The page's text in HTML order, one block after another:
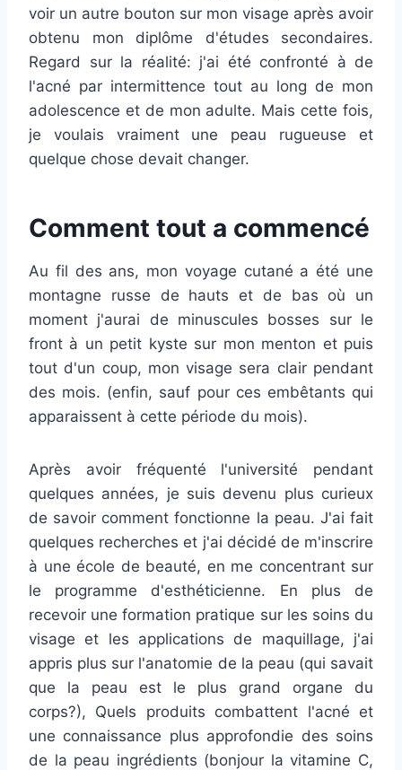
voir un autre bouton sur mon visage après avoir
obtenu mon diplôme d'études secondaires.
Regard sur la réalité: j'ai été confronté à de
l'acné par intermittence tout au long de mon
adolescence et de mon adulte. Mais cette fois,
je voulais vraiment une peau rugueuse et
quelque chose devait changer.
Comment tout a commencé
Au fil des ans, mon voyage cutané a été une
montagne russe de hauts et de bas où un
moment j'aurai de minuscules bosses sur le
front à un petit kyste sur mon menton et puis
tout d'un coup, mon visage sera clair pendant
des mois. (enfin, sauf pour ces embêtants qui
apparaissent à cette période du mois).
Après avoir fréquenté l'université pendant
quelques années, je suis devenu plus curieux
de savoir comment fonctionne la peau. J'ai fait
quelques recherches et j'ai décidé de m'inscrire
à une école de beauté, en me concentrant sur
le programme d'esthéticienne. En plus de
recevoir une formation pratique sur les soins du
visage et les applications de maquillage, j'ai
appris plus sur l'anatomie de la peau (qui savait
que la peau est le plus grand organe du
corps?), Quels produits combattent l'acné et
une connaissance plus approfondie des soins
de la peau ingrédients (bonjour la vitamine C,